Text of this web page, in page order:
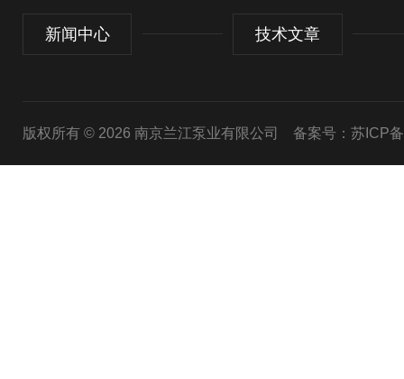
新闻中心 技术文章
版权所有 © 2026 南京兰江泵业有限公司 备案号：苏ICP